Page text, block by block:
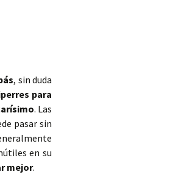
, sin duda
para
. Las
pasar sin
en su
mejor.